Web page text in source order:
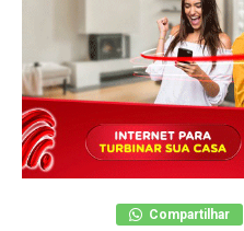
Compartilhar